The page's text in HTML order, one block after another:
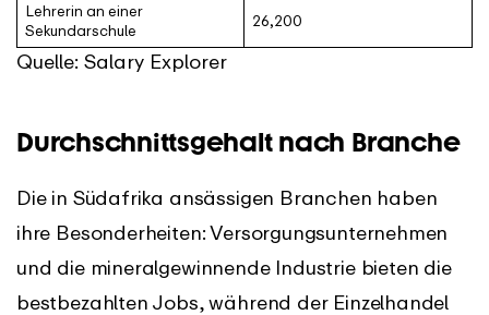
Lehrerin an einer
Sekundarschule
26,200
Quelle: Salary Explorer
Durchschnittsgehalt nach Branche
Die in Südafrika ansässigen Branchen haben
ihre Besonderheiten: Versorgungsunternehmen
und die mineralgewinnende Industrie bieten die
bestbezahlten Jobs, während der Einzelhandel